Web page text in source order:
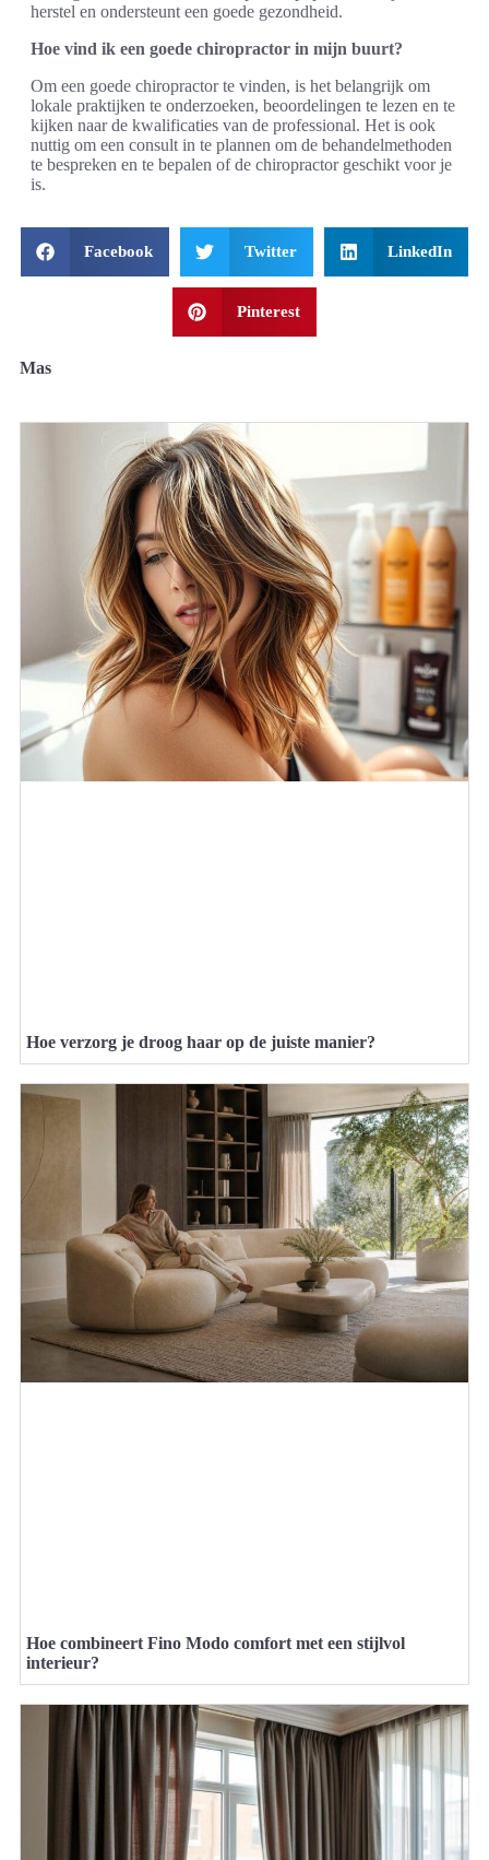
herstel en ondersteunt een goede gezondheid.
Hoe vind ik een goede chiropractor in mijn buurt?
Om een goede chiropractor te vinden, is het belangrijk om
lokale praktijken te onderzoeken, beoordelingen te lezen en te
kijken naar de kwalificaties van de professional. Het is ook
nuttig om een consult in te plannen om de behandelmethoden
te bespreken en te bepalen of de chiropractor geschikt voor je
is.
Facebook Twitter LinkedIn
Pinterest
Mas
Hoe verzorg je droog haar op de juiste manier?
Hoe combineert Fino Modo comfort met een stijlvol
interieur?